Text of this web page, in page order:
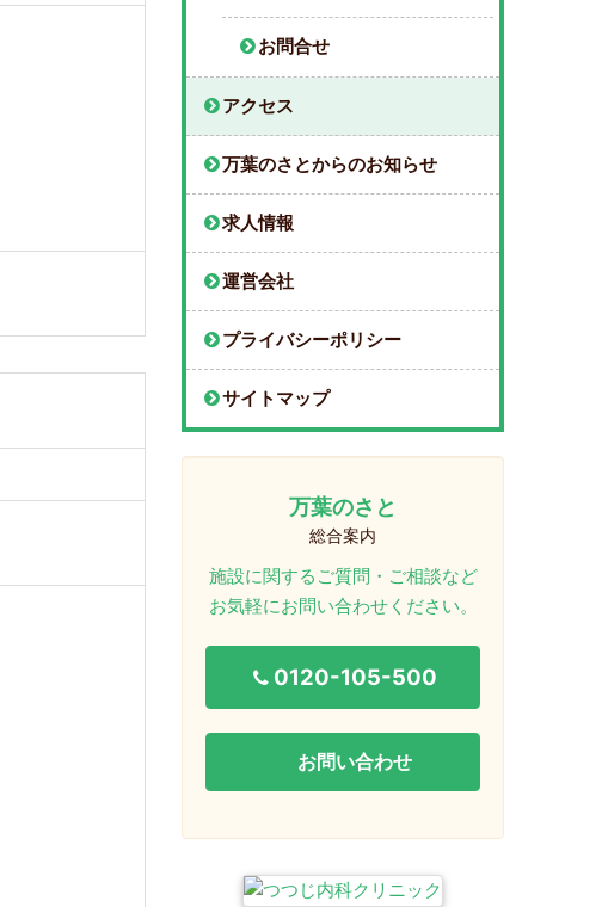
お問合せ
アクセス
万葉のさとからのお知らせ
求人情報
運営会社
プライバシーポリシー
サイトマップ
万葉のさと
総合案内
施設に関するご質問・ご相談など
お気軽にお問い合わせください。
0120-105-500
お問い合わせ